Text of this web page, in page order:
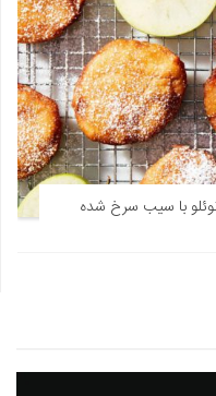
با سیب سرخ شده